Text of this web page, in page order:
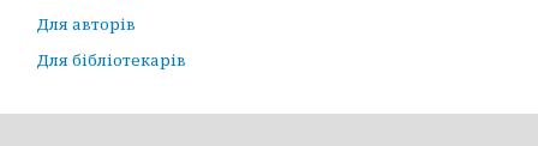
Для авторів
Для бібліотекарів